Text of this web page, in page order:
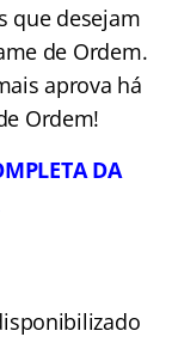
que desejam
de Ordem.
aprova há
Ordem!
DA